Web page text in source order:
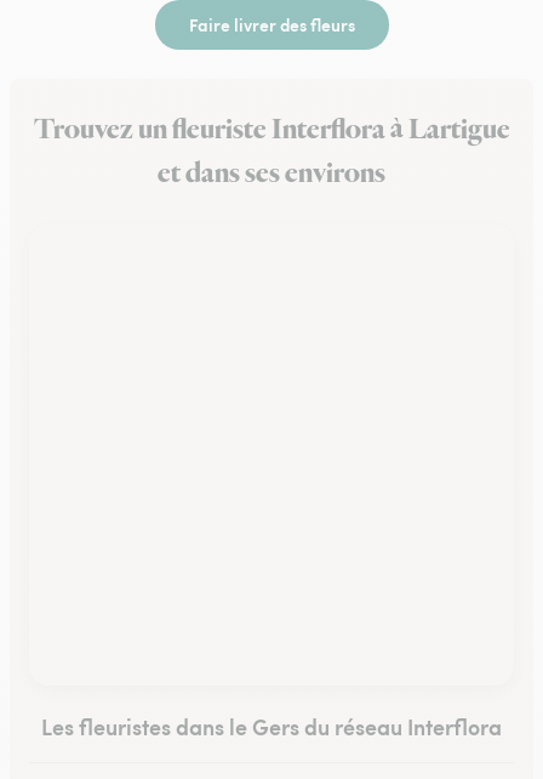
Faire livrer des fleurs
Trouvez un fleuriste Interflora à Lartigue
et dans ses environs
Les fleuristes dans le Gers du réseau Interflora